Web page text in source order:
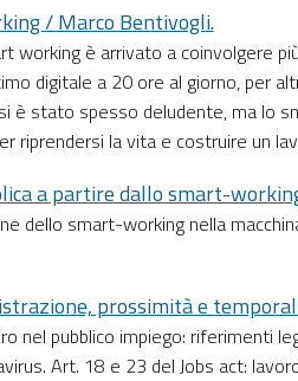
/ Marco Bentivogli.
working è arrivato a coinvolgere
digitale a 20 ore al giorno, per
è stato spesso deludente, ma lo
riprendersi la vita e costruire un
a partire dallo smart-
dello smart-working nella
prossimità e
nel pubblico impiego: riferimenti
Art. 18 e 23 del Jobs act: